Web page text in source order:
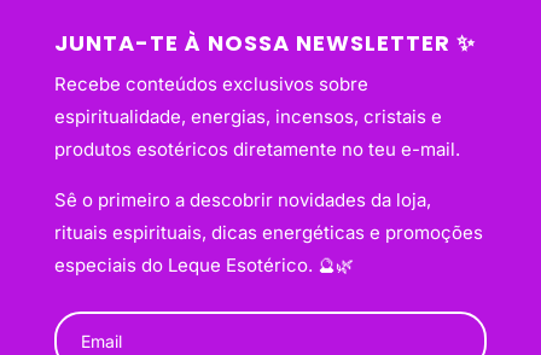
JUNTA-TE À NOSSA NEWSLETTER ✨
Recebe conteúdos exclusivos sobre
espiritualidade, energias, incensos, cristais e
produtos esotéricos diretamente no teu e-mail.
Sê o primeiro a descobrir novidades da loja,
rituais espirituais, dicas energéticas e promoções
especiais do Leque Esotérico. 🔮🌿